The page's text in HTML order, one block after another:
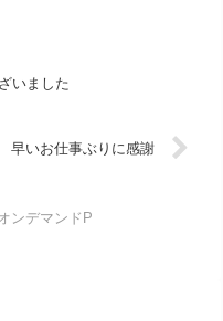
いました
早いお仕事ぶりに感謝
ンデマンドP